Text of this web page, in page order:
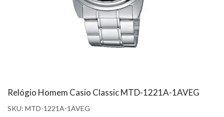
Relógio Homem Casio Classic MTD-1221A-1AVEG
SKU: MTD-1221A-1AVEG